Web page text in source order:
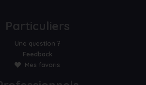
Particuliers
Une question ?
Feedback
Mes favoris